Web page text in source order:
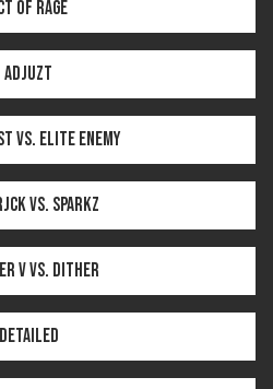
of Rage
Adjuzt
vs. Elite Enemy
vs. Sparkz
V vs. Dither
Detailed